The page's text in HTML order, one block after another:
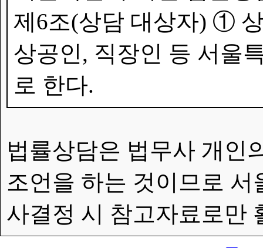
제6조(상담 대상자) ①
상공인, 직장인 등 서울
로 한다.
법률상담은 법무사 개인
조언을 하는 것이므로
사결정 시 참고자료로만